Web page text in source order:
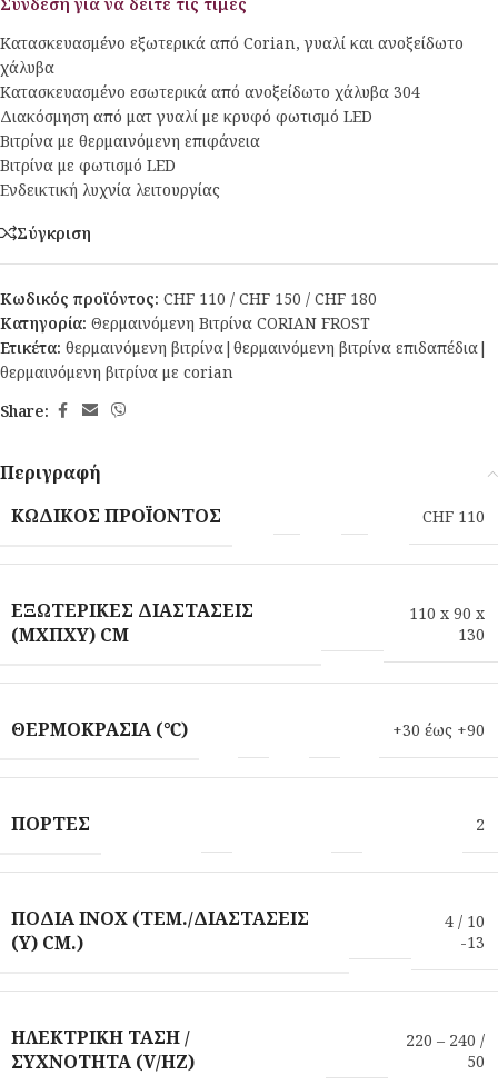
Κατασκευασμένο εξωτερικά από Corian, γυαλί και ανοξείδωτο
χάλυβα
Κατασκευασμένο εσωτερικά από ανοξείδωτο χάλυβα 304
Διακόσμηση από ματ γυαλί με κρυφό φωτισμό LED
Βιτρίνα με θερμαινόμενη επιφάνεια
Βιτρίνα με φωτισμό LED
Ενδεικτική λυχνία λειτουργίας
Σύγκριση
Κωδικός προϊόντος: CHF 110 / CHF 150 / CHF 180
Κατηγορία: Θερμαινόμενη Βιτρίνα CORIAN FROST
Ετικέτα: θερμαινόμενη βιτρίνα|θερμαινόμενη βιτρίνα επιδαπέδια|
θερμαινόμενη βιτρίνα με corian
Share:
Περιγραφή
ΚΩΔΙΚΌΣ ΠΡΟΪΌΝΤΟΣ
CHF 110
ΕΞΩΤΕΡΙΚΈΣ ΔΙΑΣΤΆΣΕΙΣ
(ΜXΠXΥ) CM
110 x 90 x
130
ΘΕΡΜΟΚΡΑΣΊΑ (℃) +30 έως +90
ΠΌΡΤΕΣ 2
ΠΌΔΙΑ INOX (ΤΕΜ./ΔΙΑΣΤΆΣΕΙΣ
(Υ) CM.)
4 / 10
-13
ΗΛΕΚΤΡΙΚΉ ΤΆΣΗ /
ΣΥΧΝΌΤΗΤΑ (V/HZ)
220 – 240 /
50